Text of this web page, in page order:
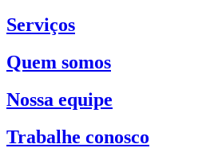
Serviços
Quem somos
Nossa equipe
Trabalhe conosco